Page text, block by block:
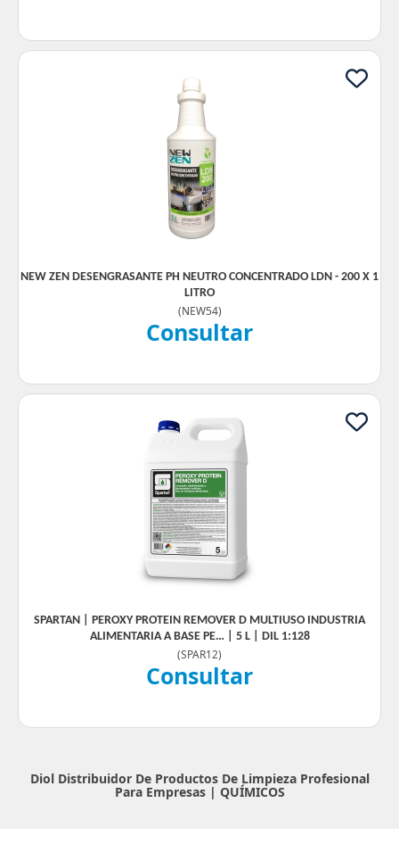
NEW ZEN DESENGRASANTE PH NEUTRO CONCENTRADO LDN - 200 X 1
LITRO
(NEW54)
Consultar
SPARTAN | PEROXY PROTEIN REMOVER D MULTIUSO INDUSTRIA
ALIMENTARIA A BASE PE… | 5 L | DIL 1:128
(SPAR12)
Consultar
Diol Distribuidor De Productos De Limpieza Profesional
Para Empresas | QUÍMICOS